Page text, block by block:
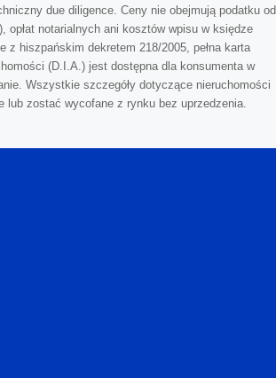
due diligence. Ceny nie obejmują podatku od
opłat notarialnych ani kosztów wpisu w księdze
z hiszpańskim dekretem 218/2005, pełna karta
(D.I.A.) jest dostępna dla konsumenta w
Wszystkie szczegóły dotyczące nieruchomości
lub zostać wycofane z rynku bez uprzedzenia.